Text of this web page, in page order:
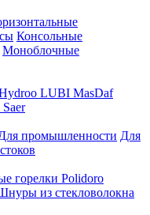
Консольные
Моноблочные
LUBI MasDaf
Saer
промышленности Для
горелки Polidoro
из стекловолокна